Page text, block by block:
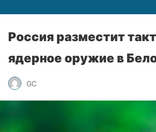
Россия разместит
ядерное оружие в
GC